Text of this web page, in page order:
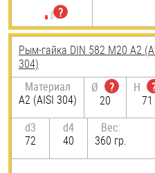
Рым-гайка DIN 582 М20 А2
304)
Материал
А2 (AISI 304)
Ø
?
20
H
71
d3
72
d4
40
Вес:
360 гр.